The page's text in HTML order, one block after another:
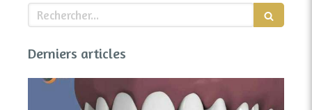
Rechercher
Derniers articles